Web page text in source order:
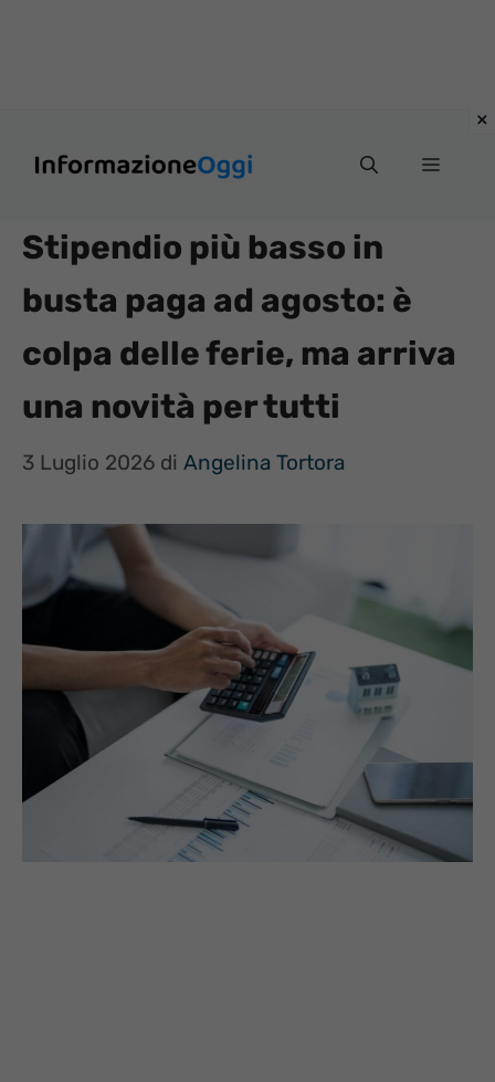
Menu
Stipendio più basso in
busta paga ad agosto: è
colpa delle ferie, ma arriva
una novità per tutti
3 Luglio 2026 di Angelina Tortora